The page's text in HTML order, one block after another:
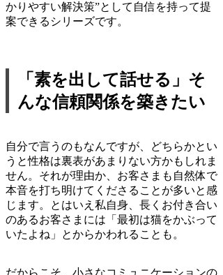
かりやすい解決策”として自信を持って提
案できるシリーズです。
「素を出して話せる」そ
んな信頼関係を築きたい
自分で言うのもなんですが、どちらかとい
うと性格は裏表があまりない方かもしれま
せん。それが理由か、お客さまも自然体で
本音を打ち明けてくださることが多いと感
じます。とはいえ私自身、長くお付き合い
のあるお客さまには「最初は猫をかぶって
いたよね」とからかわれることも。